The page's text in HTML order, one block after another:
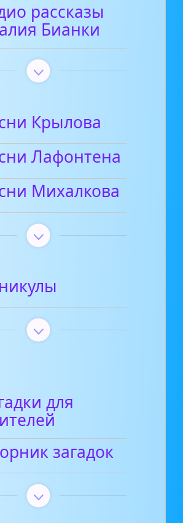
рассказы
Бианки
Крылова
Лафонтена
Михалкова
для
загадок